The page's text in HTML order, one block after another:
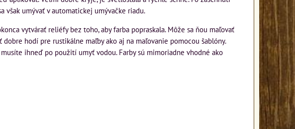
však umývať v automatickej umývačke riadu.
vytvárať reliéfy bez toho, aby farba popraskala. Môže sa ňou maľovať
hodí pre rustikálne maľby ako aj na maľovanie pomocou šablóny.
ihneď po použití umyť vodou. Farby sú mimoriadne vhodné ako